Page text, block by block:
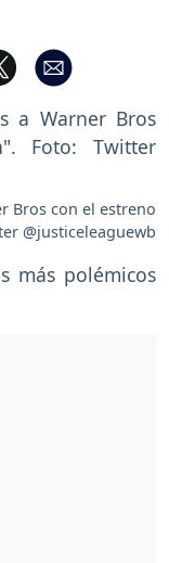
Bros con el estreno
@justiceleaguewb
más polémicos